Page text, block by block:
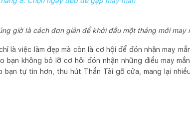
giờ là cách đơn giản để khởi đầu một tháng mới may
là việc làm đẹp mà còn là cơ hội để đón nhận may
bạn không bỏ lỡ cơ hội đón nhận những điều may
bạn tự tin hơn, thu hút Thần Tài gõ cửa, mang lại